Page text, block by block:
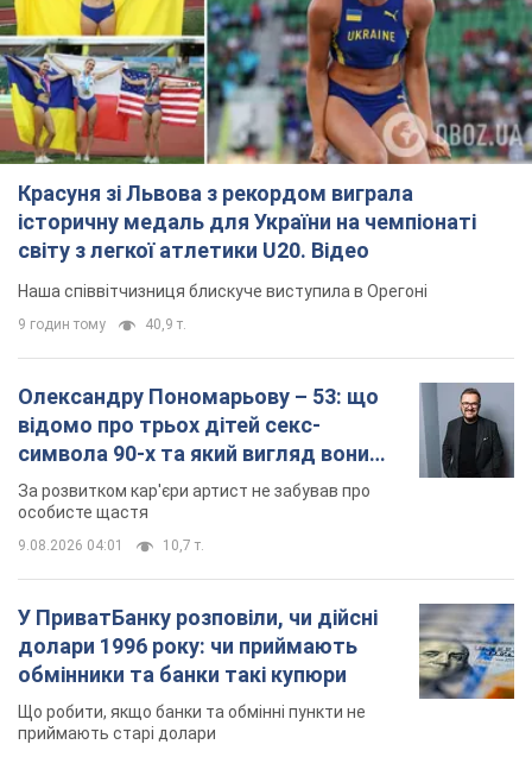
Красуня зі Львова з рекордом виграла
історичну медаль для України на чемпіонаті
світу з легкої атлетики U20. Відео
Наша співвітчизниця блискуче виступила в Орегоні
9 годин тому 40,9 т.
Олександру Пономарьову – 53: що
відомо про трьох дітей секс-
символа 90-х та який вигляд вони
мають
За розвитком кар'єри артист не забував про
особисте щастя
9.08.2026 04:01 10,7 т.
У ПриватБанку розповіли, чи дійсні
долари 1996 року: чи приймають
обмінники та банки такі купюри
Що робити, якщо банки та обмінні пункти не
приймають старі долари